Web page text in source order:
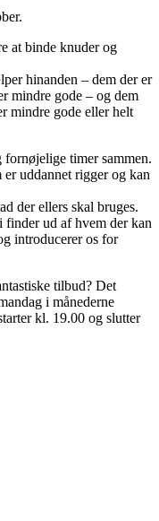
at binde knuder og
hinanden – dem der er
mindre gode – og dem
mindre gode eller helt
timer sammen.
er uddannet rigger og kan
der ellers skal bruges.
ud af hvem der kan
introducerer os for
tilbud? Det
i månederne
kl. 19.00 og slutter